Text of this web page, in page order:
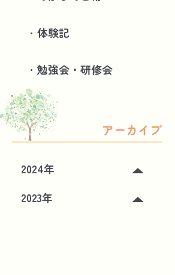
体験記
勉強会・研修会
アーカイブ
2024年
2023年